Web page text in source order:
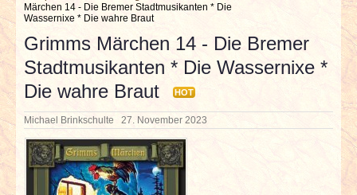
NEUESTE ARTIKEL
NEWS & DATES
BERICHTE
VERLOSUNGEN
INTERVIEWS
Märchen 14 - Die Bremer Stadtmusikanten * Die
Wassernixe * Die wahre Braut
Grimms Märchen 14 - Die Bremer
Stadtmusikanten * Die Wassernixe *
Die wahre Braut
HOT
Michael Brinkschulte 27. November 2023